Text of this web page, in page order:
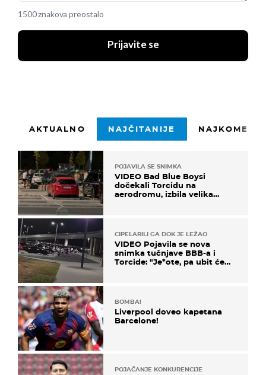
1500 znakova preostalo
Prijavite se
AKTUALNO NAJČITANIJE
POJAVILA SE SNIMKA
VIDEO Bad Blue Boysi
dočekali Torcidu na
aerodromu, izbila velika
CIPELARILI GA DOK JE LEŽAO
VIDEO Pojavila se nova
snimka tučnjave BBB-a i
Torcide: "Je*ote, pa ubit će
BOMBA!
Liverpool doveo kapetana
Barcelone!
POJAČANJE KONKURENCIJE